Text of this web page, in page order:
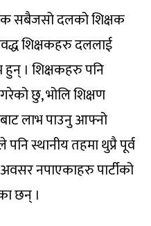
सबैजसो दलको शिक्षक
शिक्षकहरु दललाई
। शिक्षकहरु पनि
छु, भोलि शिक्षण
लाभ पाउनु आफ्नो
स्थानीय तहमा थुप्रै पूर्व
नपाएकाहरु पार्टीको
छन् ।